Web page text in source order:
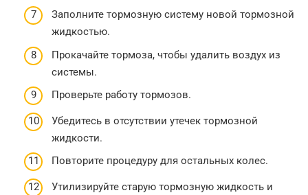
Заполните тормозную систему новой тормозной
жидкостью.
Прокачайте тормоза, чтобы удалить воздух из
системы.
Проверьте работу тормозов.
Убедитесь в отсутствии утечек тормозной
жидкости.
Повторите процедуру для остальных колес.
Утилизируйте старую тормозную жидкость и